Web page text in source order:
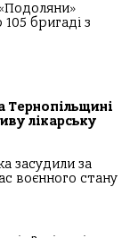
бригаді з
Тернопільщині
лікарську
засудили за
воєнного стану